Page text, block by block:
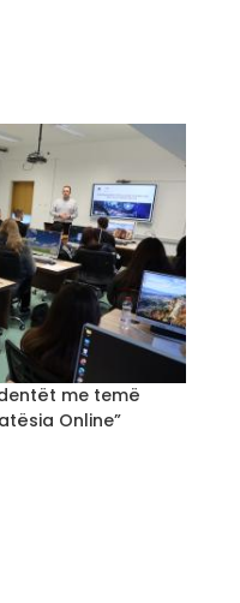
me temë
Online”